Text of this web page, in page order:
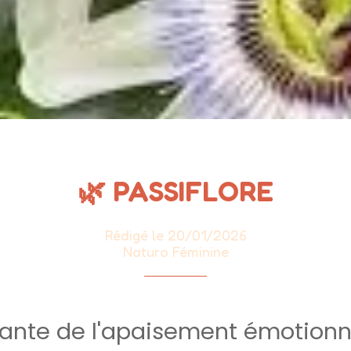
🌿 PASSIFLORE
Rédigé le 20/01/2026
Naturo Féminine
de l'apaisement